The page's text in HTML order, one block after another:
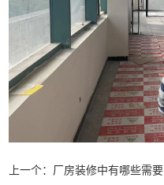
上一个： 厂房装修中有哪些需要特别留意的细节问题？